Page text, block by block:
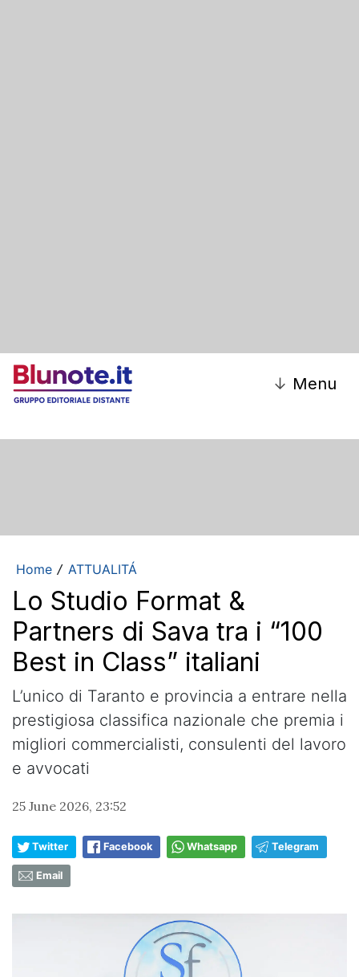
↓ Menu
Home / ATTUALITÁ
Lo Studio Format &
Partners di Sava tra i “100
Best in Class” italiani
L’unico di Taranto e provincia a entrare nella
prestigiosa classifica nazionale che premia i
migliori commercialisti, consulenti del lavoro
e avvocati
25 June 2026, 23:52
Twitter Facebook Whatsapp Telegram
Email